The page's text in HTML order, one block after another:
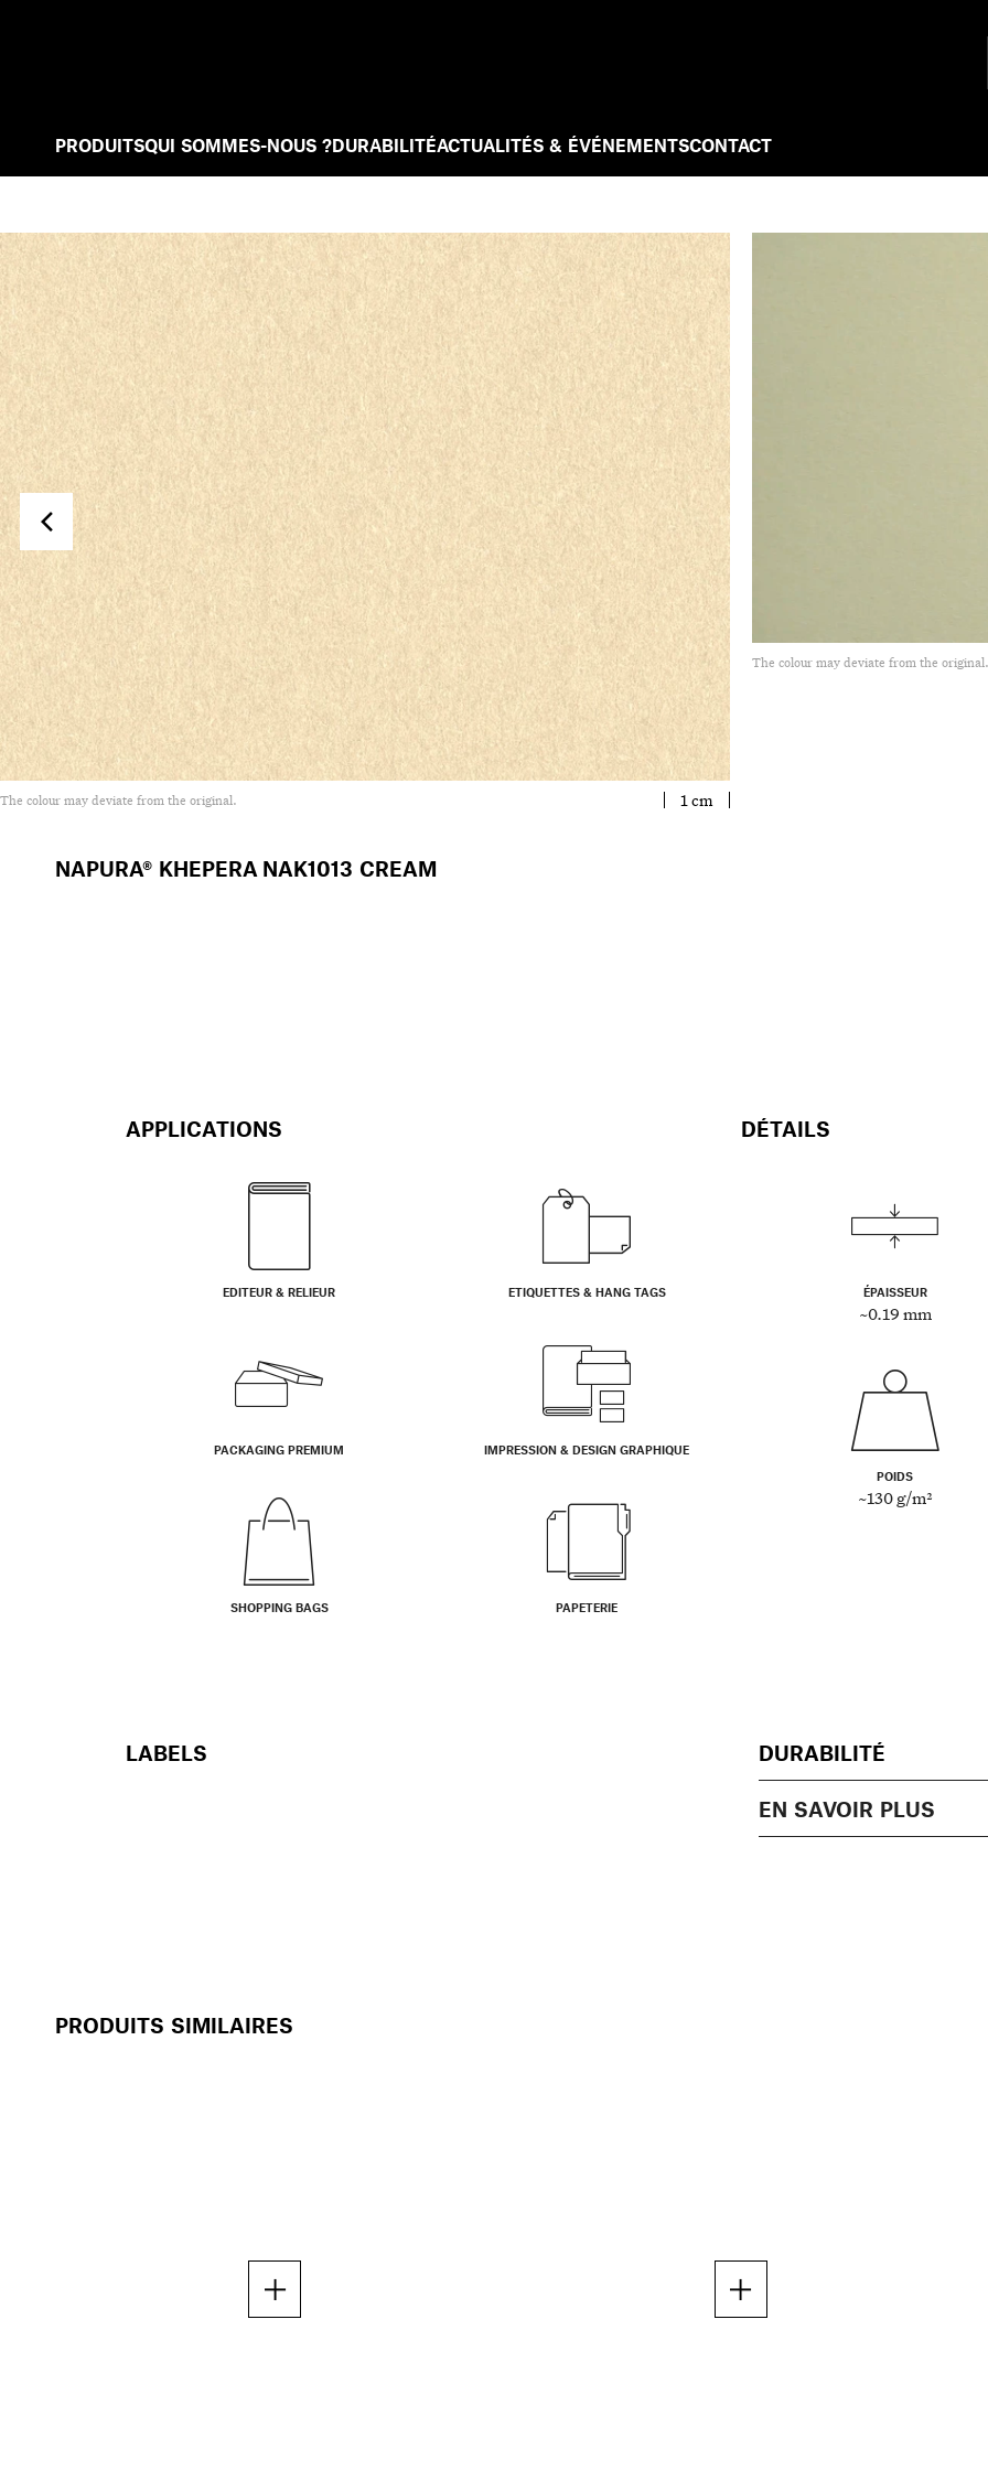
PRODUITSQUI SOMMES-NOUS ?DURABILITÉACTUALITÉS & ÉVÉNEMENTSCONTACT
The colour may deviate from the original. 1 cm
The colour may deviate from the original.
NAPURA® KHEPERA NAK1013 CREAM
APPLICATIONS
EDITEUR & RELIEUR ETIQUETTES & HANG TAGS
PACKAGING PREMIUM IMPRESSION & DESIGN GRAPHIQUE
SHOPPING BAGS PAPETERIE
DÉTAILS
ÉPAISSEUR
~0.19 mm
POIDS
~130 g/m²
LABELS DURABILITÉ
EN SAVOIR PLUS
PRODUITS SIMILAIRES